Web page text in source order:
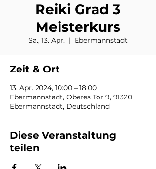
Reiki Grad 3
Meisterkurs
Sa., 13. Apr.
  |
Ebermannstadt
Zeit & Ort
13. Apr. 2024, 10:00 – 18:00
Ebermannstadt, Oberes Tor 9, 91320
Ebermannstadt, Deutschland
Diese Veranstaltung
teilen